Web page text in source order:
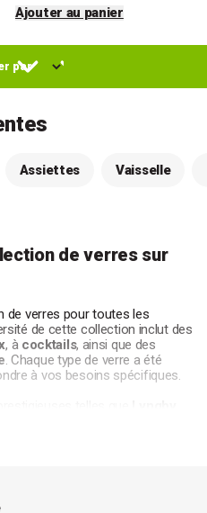
Ajouter au panier
Assiettes Vaisselle
de verres sur
de verres pour toutes les
de cette collection inclut des
, à cocktails, ainsi que des
. Chaque type de verre a été
à vos besoins spécifiques.
intemporelles, et
Vous trouverez également des